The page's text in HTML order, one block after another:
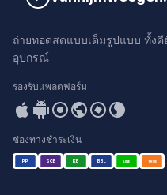
ถ่ายทอดสดแบบเต็มรูปแบบ ทั้ง
อุปกรณ์
รองรับแพลตฟอร์ม
ช่องทางชำระเงิน
PP SCB KB BBL LINE TRUE